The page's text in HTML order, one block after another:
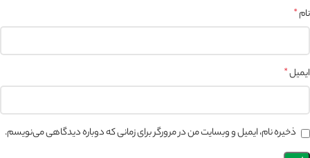
نام*
ایمیل*
ذخیره نام، ایمیل و وبسایت من در مرورگر برای زمانی که دوباره دیدگاهی می‌نویسم.